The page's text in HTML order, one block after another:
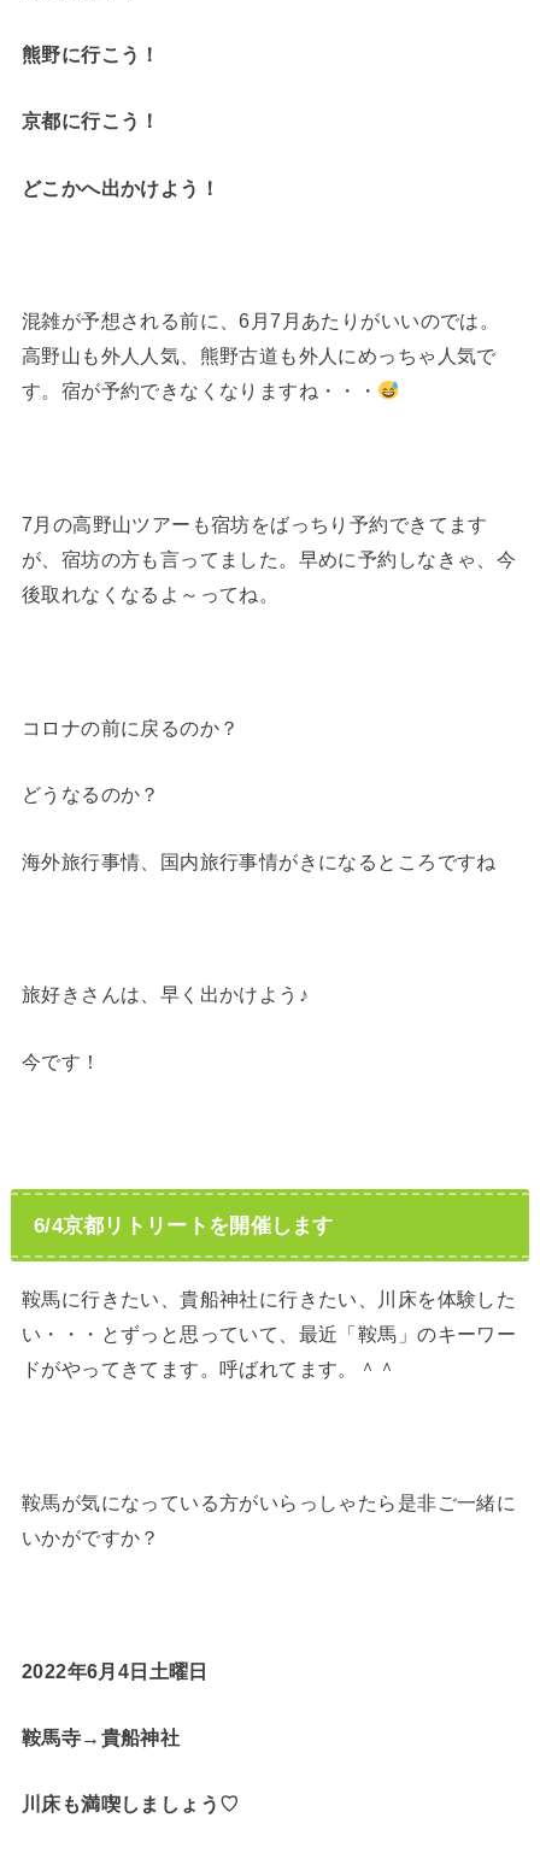
熊野に行こう！
京都に行こう！
どこかへ出かけよう！
混雑が予想される前に、6月7月あたりがいいのでは。
高野山も外人人気、熊野古道も外人にめっちゃ人気で
す。宿が予約できなくなりますね・・・
7月の高野山ツアーも宿坊をばっちり予約できてます
が、宿坊の方も言ってました。早めに予約しなきゃ、今
後取れなくなるよ～ってね。
コロナの前に戻るのか？
どうなるのか？
海外旅行事情、国内旅行事情がきになるところですね
旅好きさんは、早く出かけよう♪
今です！
6/4京都リトリートを開催します
鞍馬に行きたい、貴船神社に行きたい、川床を体験した
い・・・とずっと思っていて、最近「鞍馬」のキーワー
ドがやってきてます。呼ばれてます。＾＾
鞍馬が気になっている方がいらっしゃたら是非ご一緒に
いかがですか？
2022年6月4日土曜日
鞍馬寺→貴船神社
川床も満喫しましょう♡